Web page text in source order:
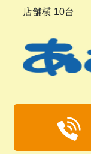
店舗横 10台